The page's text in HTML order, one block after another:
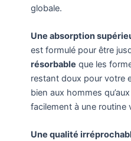
globale.
Une absorption
est formulé pour être
résorbable que les
restant doux pour votre
bien aux hommes
facilement à une routine
Une qualité